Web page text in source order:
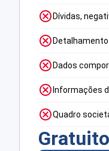
Dívidas,
Dados
Informações
Quadro
Gratuito